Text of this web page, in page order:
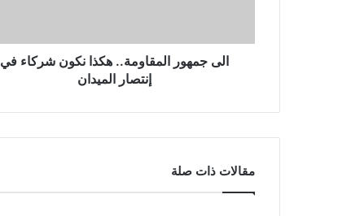
الى جمهور المقاومة.. هكذا نكون شركاء في
إنتصار الميدان
مقالات ذات صلة